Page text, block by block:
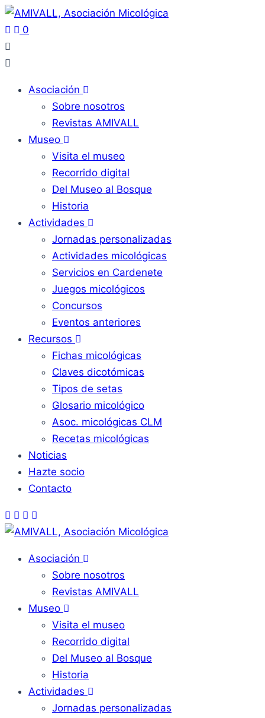
0
Asociación
Sobre nosotros
Revistas AMIVALL
Museo
Visita el museo
Recorrido digital
Del Museo al Bosque
Historia
Actividades
Jornadas personalizadas
Actividades micológicas
Servicios en Cardenete
Juegos micológicos
Concursos
Eventos anteriores
Recursos
Fichas micológicas
Claves dicotómicas
Tipos de setas
Glosario micológico
Asoc. micológicas CLM
Recetas micológicas
Noticias
Hazte socio
Contacto
Asociación
Sobre nosotros
Revistas AMIVALL
Museo
Visita el museo
Recorrido digital
Del Museo al Bosque
Historia
Actividades
Jornadas personalizadas